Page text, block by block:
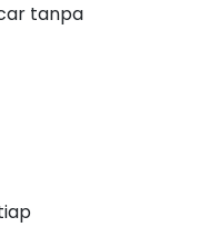
tanpa